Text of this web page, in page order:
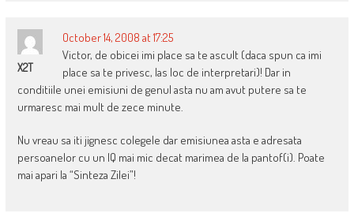
X2T
October 14, 2008 at 17:25
Victor, de obicei imi place sa te ascult (daca spun ca imi
place sa te privesc, las loc de interpretari)! Dar in
conditiile unei emisiuni de genul asta nu am avut putere sa te
urmaresc mai mult de zece minute.
Nu vreau sa iti jignesc colegele dar emisiunea asta e adresata
persoanelor cu un IQ mai mic decat marimea de la pantof(i). Poate
mai apari la “Sinteza Zilei”!